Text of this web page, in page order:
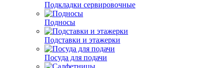
Подкладки сервировочные
Подносы
Подставки и этажерки
Посуда для подачи